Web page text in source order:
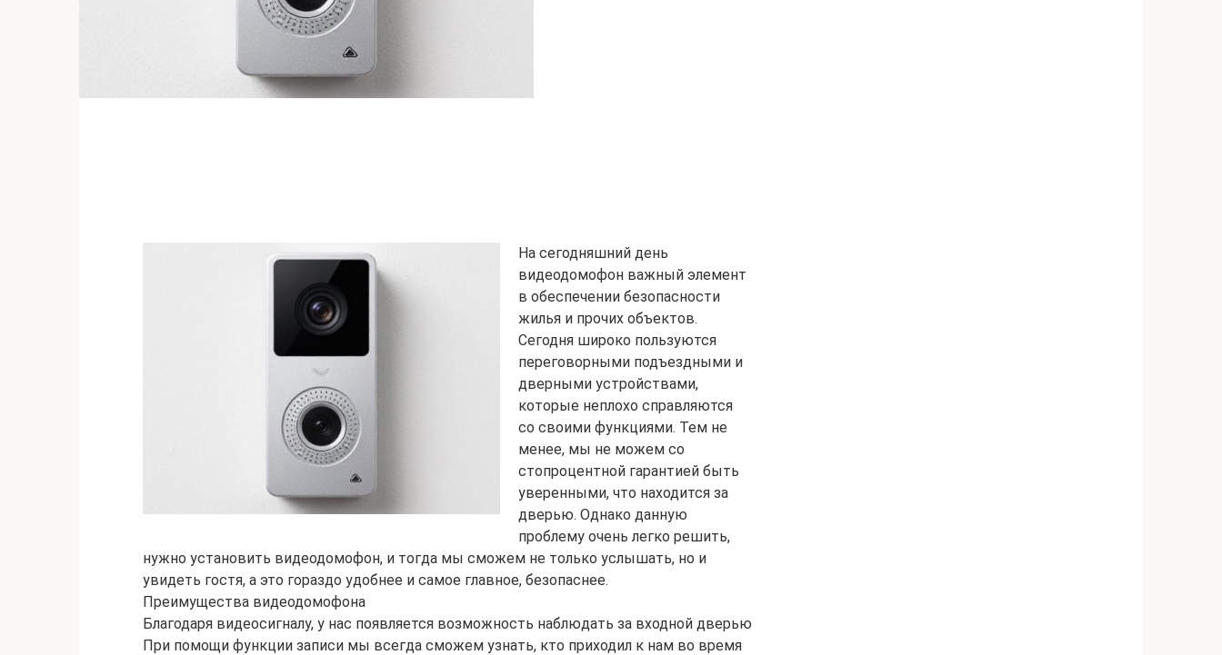
На сегодняшний день
видеодомофон важный элемент
в обеспечении безопасности
жилья и прочих объектов.
Сегодня широко пользуются
переговорными подъездными и
дверными устройствами,
которые неплохо справляются
со своими функциями. Тем не
менее, мы не можем со
стопроцентной гарантией быть
уверенными, что находится за
дверью. Однако данную
проблему очень легко решить,
нужно установить видеодомофон, и тогда мы сможем не только услышать, но и
увидеть гостя, а это гораздо удобнее и самое главное, безопаснее.
Преимущества видеодомофона
Благодаря видеосигналу, у нас появляется возможность наблюдать за входной дверью
При помощи функции записи мы всегда сможем узнать, кто приходил к нам во время